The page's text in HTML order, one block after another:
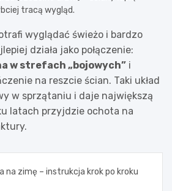
tracą wygląd.
wyglądać świeżo i bardzo
działa jako połączenie:
w strefach „bojowych” i
na reszcie ścian. Taki układ
w sprzątaniu i daje największą
latach przyjdzie ochota na
na zimę – instrukcja krok po kroku